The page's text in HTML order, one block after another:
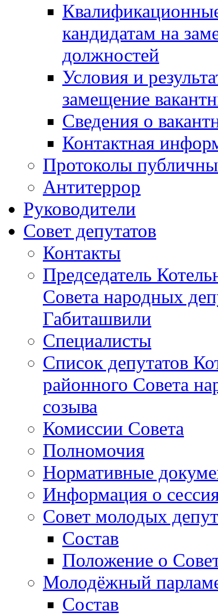
кандидатам на
должностей
Условия и
замещение
Сведения о
Контактная
Протоколы
Антитеррор
Руководители
Совет депутатов
Контакты
Председатель
Совета народных
Габиташвили
Специалисты
Список депутатов
районного Совета
созыва
Комиссии Совета
Полномочия
Нормативные
Информация о
Совет молодых
Состав
Положение о
Молодёжный
Состав